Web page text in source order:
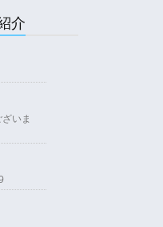
介
いま